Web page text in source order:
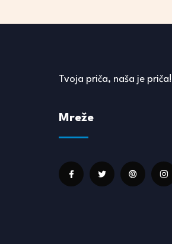
Tvoja priča, naša je priča!
Mreže